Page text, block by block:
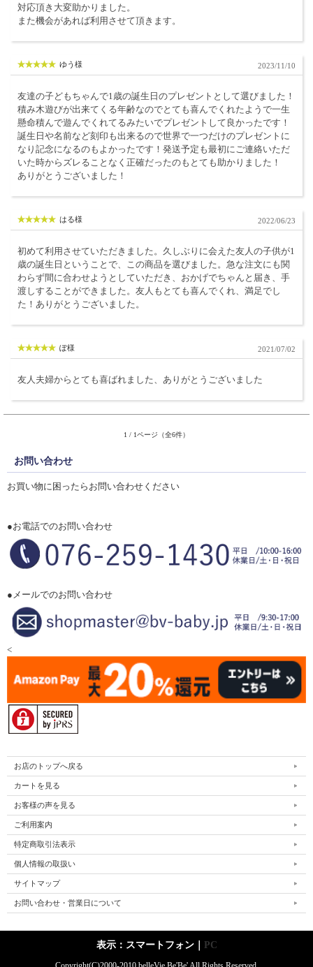
対応頂き大変助かりました。
また機会があれば利用させて頂きます。
ゆう様 2023/11/10
友達の子どもちゃんで1歳の誕生日のプレゼントとして選びました！
積み木遊びが出来てくる年齢なのでとても喜んでくれたようで一生
懸命積んで遊んでくれてるみたいでプレゼントして良かったです！
誕生日や名前など刻印も出来るので世界で一つだけのプレゼントに
なり記念になるのもよかったです！発送予定も最初にご連絡いただ
いた時からズレることなく正確だったのもとても助かりました！
ありがとうございました！
はる様 2022/06/23
初めて利用させていただきました。久しぶりに会えた友人の子供が1
歳の誕生日ということで、この商品を選びました。急な注文にも関
わらず間に合わせようとしていただき、おかげでちゃんと届き、手
渡しすることができました。友人もとても喜んでくれ、満足でし
た！ありがとうございました。
ぽ様 2021/07/02
友人夫婦からとても喜ばれました、ありがとうございました
1 / 1ページ（全6件）
お問い合わせ
お買い物に困ったらお問い合わせください
●お電話でのお問い合わせ
●メールでのお問い合わせ
<
お店のトップへ戻る
カートを見る
お客様の声を見る
ご利用案内
特定商取引法表示
個人情報の取扱い
サイトマップ
お問い合わせ・営業日について
表示：スマートフォン｜ PC